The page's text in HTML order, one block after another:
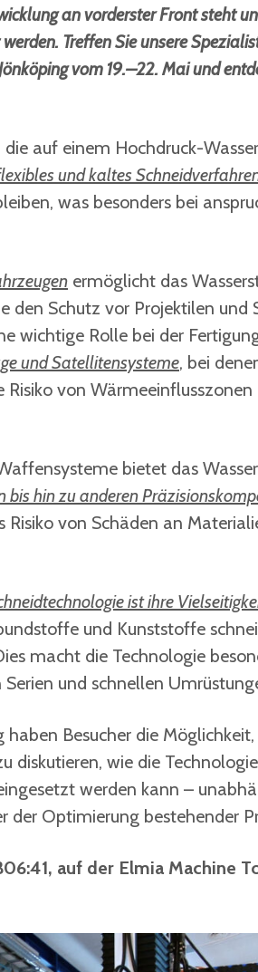
an vorderster Front steht
Treffen Sie unsere
vom 19.–22. Mai und
auf einem Hochdruck-
und kaltes
was besonders bei
ermöglicht das
den Schutz vor Projektilen und
wichtige Rolle bei der
und Satellitensysteme, bei
von
bietet das
bis hin zu anderen
Risiko von Schäden an
ist ihre
und Kunststoffe
macht die Technologie
und schnellen
Besucher die Möglichkeit,
diskutieren, wie die
werden kann –
der Optimierung bestehender
auf der Elmia Machine